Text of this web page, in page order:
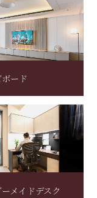
ード
メイドデスク